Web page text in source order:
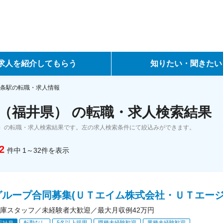
人を紹介してもらう
トサービス
ービス
知りたい・聞きたい
データで見る転職
駅の転職・求人情報
福井県） の転職・求人検索結果
の転職・求人検索結果です。左の求人検索条件にて絞込みができます。
件中 1～32件を表示
ープ合同募集(ＵＴエイム株式会社・ＵＴエー
スタッフ／未経験者大歓迎／最大月収例42万円